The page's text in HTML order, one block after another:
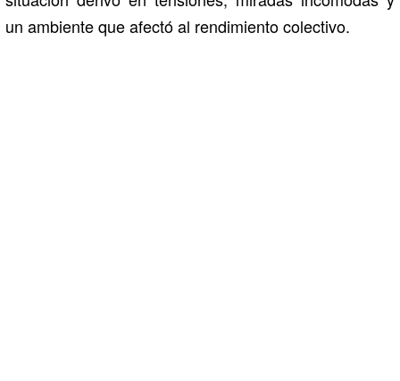
un ambiente que afectó al rendimiento colectivo.